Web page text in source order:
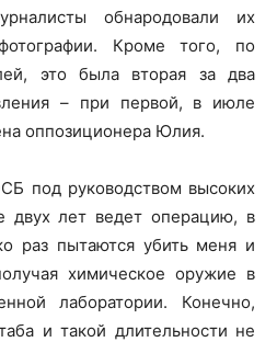
обнародовали их
Кроме того, по
это была вторая за два
– при первой, в июле
оппозиционера Юлия.
под руководством высоких
двух лет ведет операцию, в
раз пытаются убить меня и
химическое оружие в
лаборатории. Конечно,
и такой длительности не